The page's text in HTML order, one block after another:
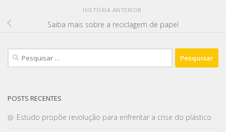
HISTÓRIA ANTERIOR
Saiba mais sobre a reciclagem de papel
POSTS RECENTES
Estudo propõe revolução para enfrentar a crise do plástico